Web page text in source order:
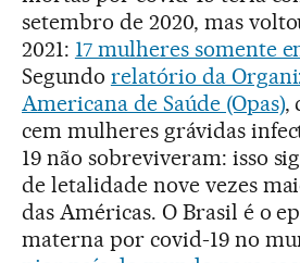
setembro de 2020, mas
2021: 17 mulheres somente
Segundo relatório da
Americana de Saúde (Opas),
cem mulheres grávidas
19 não sobreviveram: isso
de letalidade nove vezes
das Américas. O Brasil é o
materna por covid-19 no